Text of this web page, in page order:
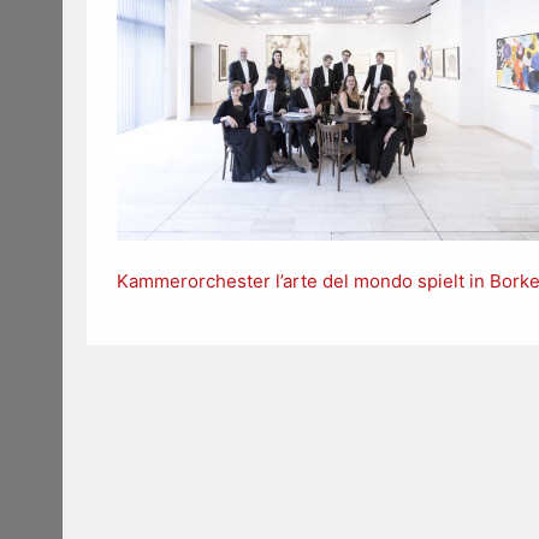
Kammerorchester l’arte del mondo spielt in